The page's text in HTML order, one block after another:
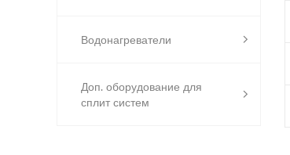
Водонагреватели
Доп. оборудование для
сплит систем